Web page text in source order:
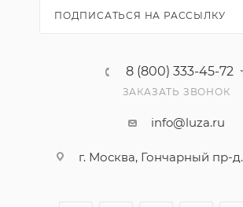
ПОДПИСАТЬСЯ НА РАССЫЛКУ
8 (800) 333-45-72
ЗАКАЗАТЬ ЗВОНОК
info@luza.ru
г. Москва, Гончарный пр-